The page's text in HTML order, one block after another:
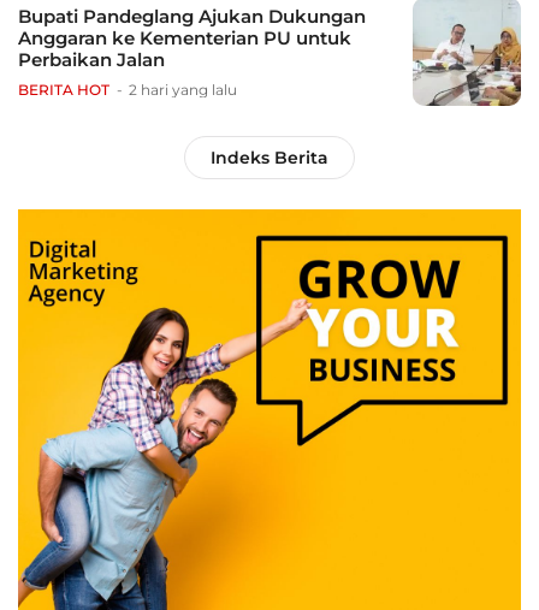
Bupati Pandeglang Ajukan Dukungan
Anggaran ke Kementerian PU untuk
Perbaikan Jalan
BERITA HOT 2 hari yang lalu
Indeks Berita